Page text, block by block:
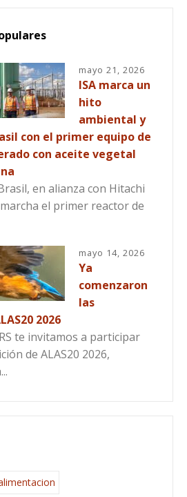
mayo 21, 2026
ISA marca un
hito
ambiental y
con el primer equipo de
con aceite vegetal
en alianza con Hitachi
el primer reactor de
mayo 14, 2026
Ya
comenzaron
las
2026
te invitamos a participar
de ALAS20 2026,